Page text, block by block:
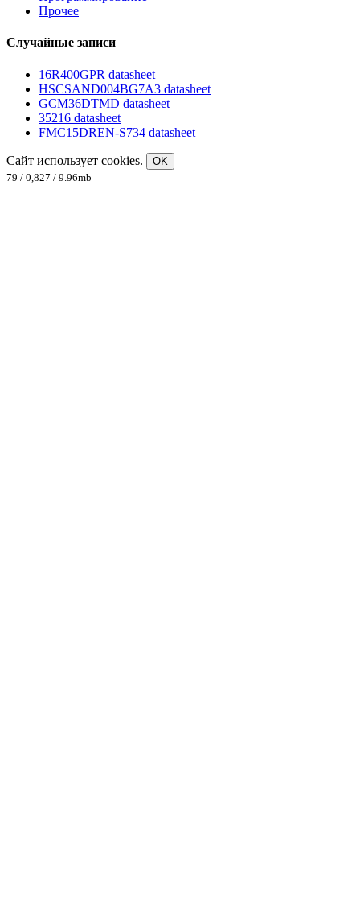
Прочее
Случайные записи
16R400GPR datasheet
HSCSAND004BG7A3 datasheet
GCM36DTMD datasheet
35216 datasheet
FMC15DREN-S734 datasheet
Сайт использует cookies.
OK
79 / 0,827 / 9.96mb